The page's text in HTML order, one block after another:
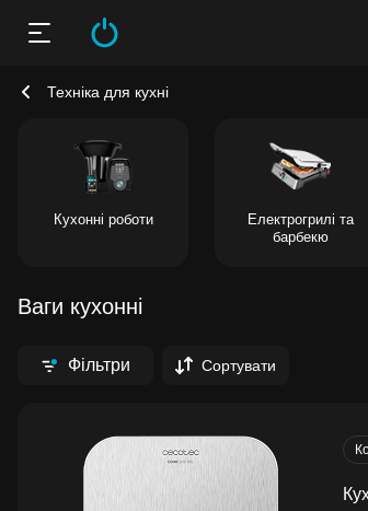
Техніка для кухні
Кухонні роботи
Електрогрилі та
барбекю
Ваги кухонні
Фільтри Сортувати